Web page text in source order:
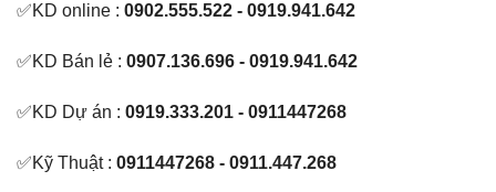
✅KD online : 0902.555.522 - 0919.941.642
✅KD Bán lẻ : 0907.136.696 - 0919.941.642
✅KD Dự án : 0919.333.201 - 0911447268
✅Kỹ Thuật : 0911447268 - 0911.447.268